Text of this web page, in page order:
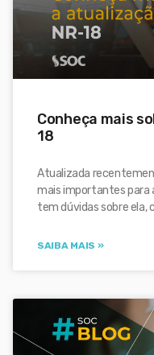
Conheça mais
18
Atualizada
mais importantes para
tem dúvidas sobre ela,
SAIBA MAIS »